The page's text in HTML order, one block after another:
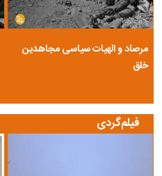
مرصاد و الهیات سیاسی مجاهدین
خلق
فیلم‌گردی